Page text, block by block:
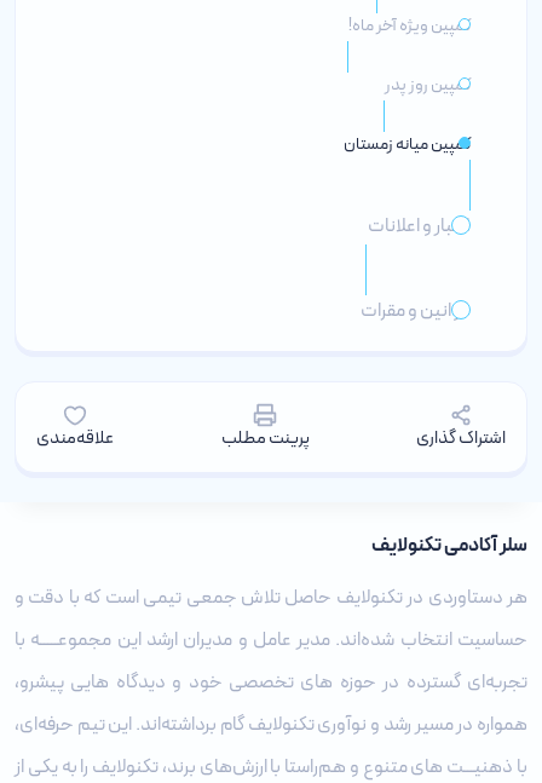
کمپین ویژه آخر ماه!
کمپین روز پدر
کمپین میانه زمستان
اخبار و اعلانات
قوانین و مقرات
اشتراک گذاری پرینت مطلب علاقه‌مندی
سلر آکادمی تکنولایف
هر دستاوردی در تکنولایف حاصل تلاش جمعی تیمی است که با دقت و
حساسیت انتخاب شده‌اند. مدیر عامل و مدیران ارشد این مجموعـــــه با
تجربه‌ای گسترده در حوزه‌ های تخصصی خود و دیدگاه ‌هایی پیشرو،
همواره در مسیر رشد و نوآوری تکنولایف گام برداشته‌اند. این تیم حرفه‌ای،
با ذهنیـــت‌ های متنوع و هم‌راستا با ارزش‌های برند، تکنولایف را به یکی از